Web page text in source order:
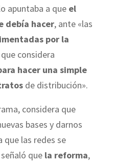
apuntaba a que el
debía hacer, ante «las
por la
considera
hacer una simple
de distribución».
considera que
bases y darnos
que las redes se
que la reforma,